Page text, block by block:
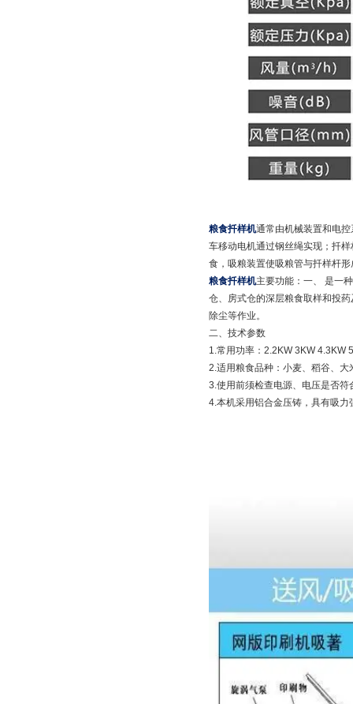
粮食扦样机通常由机械装置和电
车移动电机通过钢丝绳实现；扦
食，吸粮装置使吸粮管与扦样杆
粮食扦样机主要功能：一、 是一
仓、房式仓的深层粮食取样和投
除尘等作业。
二、技术参数
1.常用功率：2.2KW 3KW 4.3KW
2.适用粮食品种：小麦、稻谷、
3.使用前须检查电源、电压是否符
4.本机采用铝合金压铸，具有吸